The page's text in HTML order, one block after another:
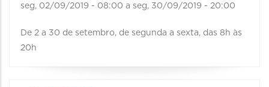
seg, 02/09/2019 - 08:00 a seg, 30/09/2019 - 20:00
De 2 a 30 de setembro, de segunda a sexta, das 8h às
20h